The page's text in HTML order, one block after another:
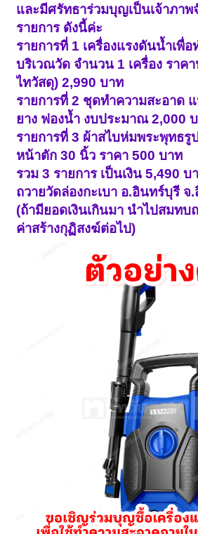
และมีศรัทธาร่วมบุญเป็นเจ้าภา
รายการ ดังนี้ค่ะ
รายการที่ 1 เครื่องแรงดันน้ำเพื่
บริเวณวัด จำนวน 1 เครื่อง ราค
ไทวัสดุ) 2,990 บาท
รายการที่ 2 ชุดทำความสะอาด
ยาง ฟองน้ำ งบประมาณ 2,000
รายการที่ 3 ผ้าสไบห่มพระพุทธรู
หน้าตัก 30 นิ้ว ราคา 500 บาท
รวม 3 รายการ เป็นเงิน 5,490 บ
ถวายวัดล่องกะเบา อ.อินทร์บุรี จ
(ถ้ามียอดเงินเกินมา นำไปสมทบ
ค่าสร้างกุฏิสงฆ์ต่อไป)